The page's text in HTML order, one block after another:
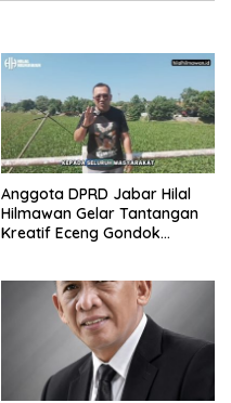
Anggota DPRD Jabar Hilal
Hilmawan Gelar Tantangan
Kreatif Eceng Gondok